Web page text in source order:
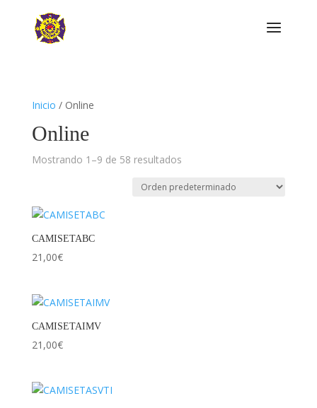
Inicio / Online
Online
Mostrando 1–9 de 58 resultados
CAMISETABC
21,00€
CAMISETAIMV
21,00€